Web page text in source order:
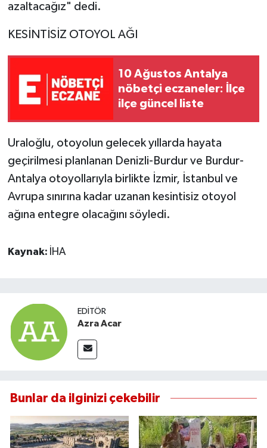
azaltacağız" dedi.
KESİNTİSİZ OTOYOL AĞI
10 Ağustos Antalya
nöbetçi eczaneler: İlçe
ilçe güncel liste
Uraloğlu, otoyolun gelecek yıllarda hayata
geçirilmesi planlanan Denizli-Burdur ve Burdur-
Antalya otoyollarıyla birlikte İzmir, İstanbul ve
Avrupa sınırına kadar uzanan kesintisiz otoyol
ağına entegre olacağını söyledi.
Kaynak: İHA
EDITÖR
Azra Acar
Bunlar da ilginizi çekebilir